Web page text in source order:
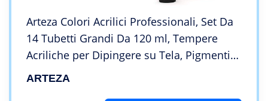
Arteza Colori Acrilici Professionali, Set Da
14 Tubetti Grandi Da 120 ml, Tempere
Acriliche per Dipingere su Tela, Pigmenti
Brillanti e Fluidi Facili da Mescolare, Sia
ARTEZA